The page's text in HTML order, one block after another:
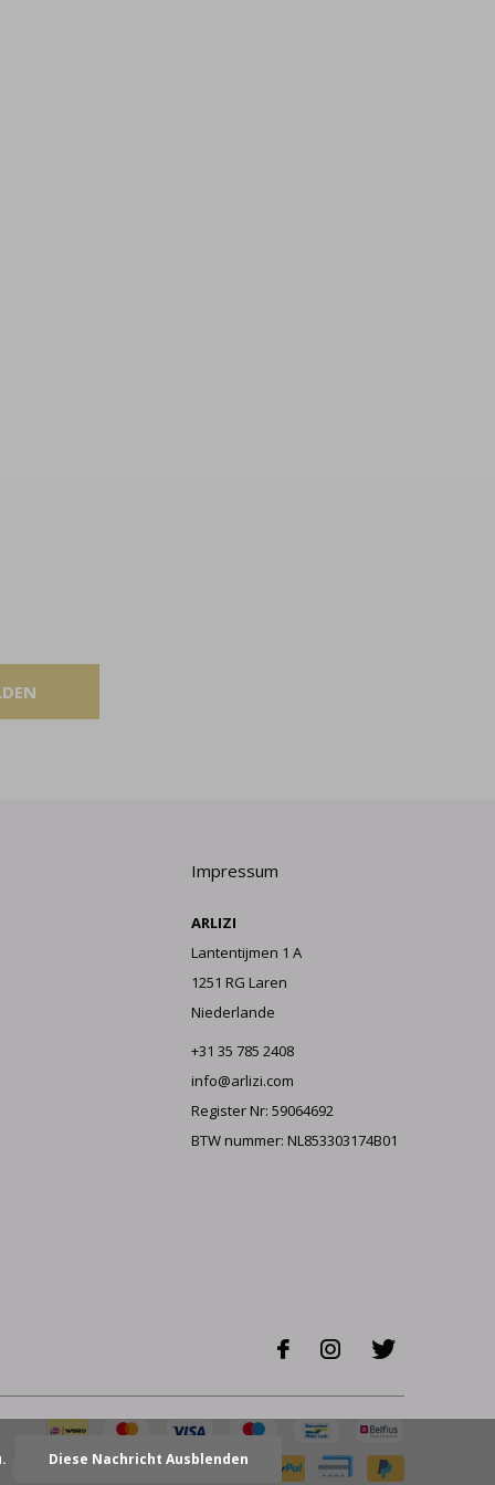
Impressum
ARLIZI
Lantentijmen 1 A
1251 RG Laren
Niederlande
+31 35 785 2408
info@arlizi.com
Register Nr: 59064692
BTW nummer: NL853303174B01
Diese Nachricht Ausblenden